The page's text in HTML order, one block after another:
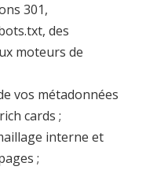
301,
des
moteurs de
vos métadonnées
cards ;
interne et
;